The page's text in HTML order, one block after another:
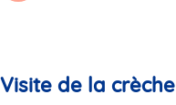
Visite de la crèche